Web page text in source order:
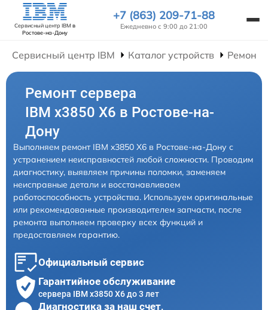
Сервисный центр IBM в
Ростове-на-Дону
+7 (863) 209-71-88
Ежедневно с 9:00 до 21:00
Сервисный центр IBM Каталог устройств Ремонт
Ремонт сервера
IBM x3850 X6 в Ростове-на-
Дону
Выполняем ремонт IBM x3850 X6 в Ростове-на-Дону с
устранением неисправностей любой сложности. Проводим
диагностику, выявляем причины поломки, заменяем
неисправные детали и восстанавливаем
работоспособность устройства. Используем оригинальные
или рекомендованные производителем запчасти, после
ремонта выполняем проверку всех функций и
предоставляем гарантию.
Официальный сервис
Гарантийное обслуживание
сервера IBM x3850 X6 до 3 лет
Диагностика за наш счет,